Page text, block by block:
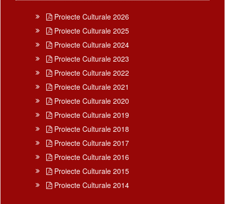
Proiecte Culturale 2026
Proiecte Culturale 2025
Proiecte Culturale 2024
Proiecte Culturale 2023
Proiecte Culturale 2022
Proiecte Culturale 2021
Proiecte Culturale 2020
Proiecte Culturale 2019
Proiecte Culturale 2018
Proiecte Culturale 2017
Proiecte Culturale 2016
Proiecte Culturale 2015
Proiecte Culturale 2014